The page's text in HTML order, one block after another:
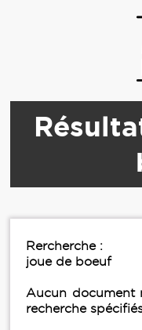
Rercherche :
joue de boeuf
Aucun document
recherche